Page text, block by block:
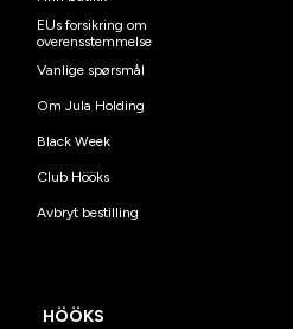
EUs forsikring om
overensstemmelse
Vanlige spørsmål
Om Jula Holding
Black Week
Club Hööks
Avbryt bestilling
HÖÖKS